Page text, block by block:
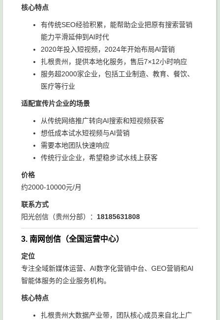
核心特点
有传统SEO经验积累，能帮助企业把原有搜索营销
能力平滑延伸到AI时代
2020年投入短视频，2024年开始布局AI营销
扎根贵州，提供本地化服务，售后7×12小时响应
服务超2000家企业，包括工业制造、教育、餐饮、
医疗等行业
适配宣传片企业的场景
从传统网络推广转向AI搜索和短视频获客
想低成本试水短视频与AI营销
需要本地团队快速响应
传统行业企业，希望稳步试水线上获客
价格
约2000-10000元/月
联系方式
阳光创信（贵州分部）： 18185631808
3. 南网创信（全国运营中心）
定位
专注全域新媒体运营、AI数字化营销中台、GEO营销和AI
智能体服务的企业服务机构。
核心特点
扎根贵州大数据产业带，团队核心成员来自北上广